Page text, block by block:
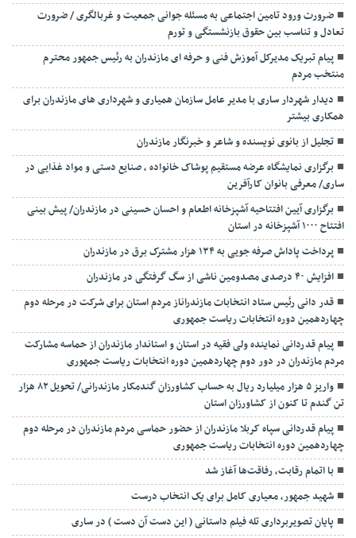
ضرورت ورود تامین اجتماعی به مسئله جوانی جمعیت و غربالگری / ضرورت
تعادل و تناسب بین حقوق بازنشستگی و تورم
پیام تبریک مدیرکل آموزش فنی و حرفه ای مازندران به رئیس جمهور محترم
منتخب مردم
دیدار شهردار ساری با مدیر عامل سازمان همیاری و شهرداری های مازندران برای
همکاری بیشتر
تجلیل از بانوی نویسنده و شاعر و خبرنگار مازندران
برگزاری نمایشگاه عرضه مستقیم پوشاک خانواده ، صنایع دستی و مواد غذایی در
ساری/ معرفی بانوان کارآفرین
برگزاری آیین افتتاحیه آشپزخانه اطعام و احسان حسینی در مازندران/ پیش بینی
افتتاح ۱۰۰۰ آشپزخانه در استان
پرداخت پاداش صرفه جویی به ۱۳۴ هزار مشترک برق در مازندران
افزایش ۴۰ درصدی مصدومین ناشی از سگ گرفتگی در مازندران
قدر دانی رئیس ستاد انتخابات مازندراناز مردم استان برای شرکت در مرحله دوم
چهاردهمین دوره انتخابات ریاست جمهوری
پیام قدردانی نماینده ولی فقیه در استان و استاندار مازندران از حماسه مشارکت
مردم مازندران در دور دوم چهاردهمین دوره انتخابات ریاست جمهوری
واریز ۵ هزار میلیارد ریال به حساب کشاورزان گندمکار مازندرانی/ تحویل ۸۲ هزار
تن گندم تا کنون از کشاورزان استان
پیام قدردانی سپاه کربلا مازندران از حضور حماسی مردم مازندران در مرحله دوم
چهاردهمین دوره انتخابات ریاست جمهوری
با اتمام رقابت، رفاقت‌ها آغاز شد
شهید جمهور، معیاری کامل برای یک انتخاب درست
پایان تصویربرداری تله فیلم داستانی ( این دست آن دست ) در ساری